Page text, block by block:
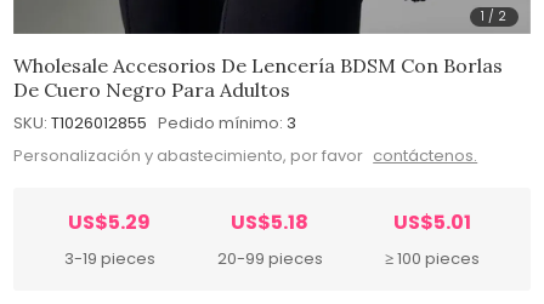
1 / 2
Wholesale Accesorios De Lencería BDSM Con Borlas
De Cuero Negro Para Adultos
SKU: T1026012855 Pedido mínimo: 3
Personalización y abastecimiento, por favor contáctenos.
US$5.29
3-19 pieces
US$5.18
20-99 pieces
US$5.01
≥ 100 pieces